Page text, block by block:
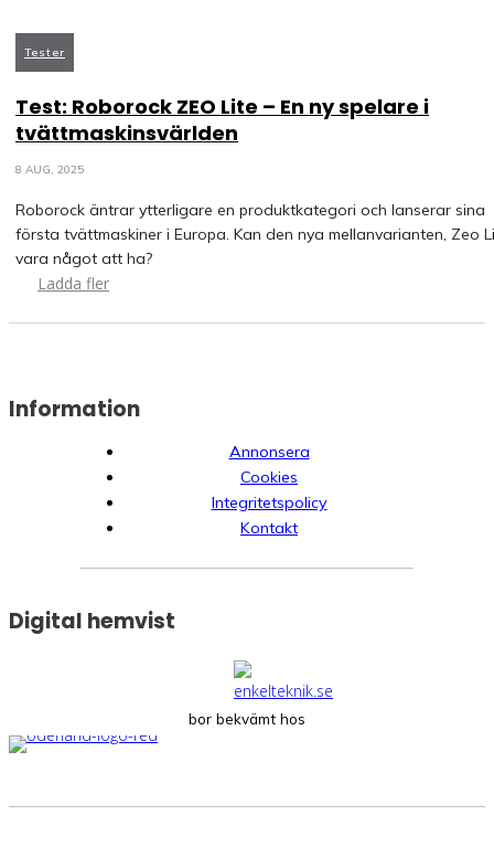
Tester
Test: Roborock ZEO Lite – En ny spelare i
tvättmaskinsvärlden
8 AUG, 2025
Roborock äntrar ytterligare en produktkategori och lanserar sina
första tvättmaskiner i Europa. Kan den nya mellanvarianten, Zeo
vara något att ha?
Ladda fler
Information
Annonsera
Cookies
Integritetspolicy
Kontakt
Digital hemvist
bor bekvämt hos